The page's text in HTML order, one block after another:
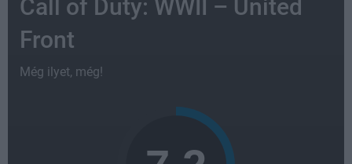
Call of Duty: WWII – United
Front
Még ilyet, még!